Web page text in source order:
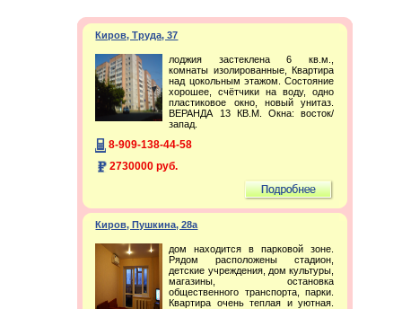
Киров, Труда, 37
лоджия застеклена 6 кв.м.,
комнаты изолированные, Квартира
над цокольным этажом. Состояние
хорошее, счётчики на воду, одно
пластиковое окно, новый унитаз.
ВЕРАНДА 13 КВ.М. Окна: восток/
запад.
8-909-138-44-58
2730000 руб.
Киров, Пушкина, 28а
дом находится в парковой зоне.
Рядом расположены стадион,
детские учреждения, дом культуры,
магазины, остановка
общественного транспорта, парки.
Квартира очень теплая и уютная.